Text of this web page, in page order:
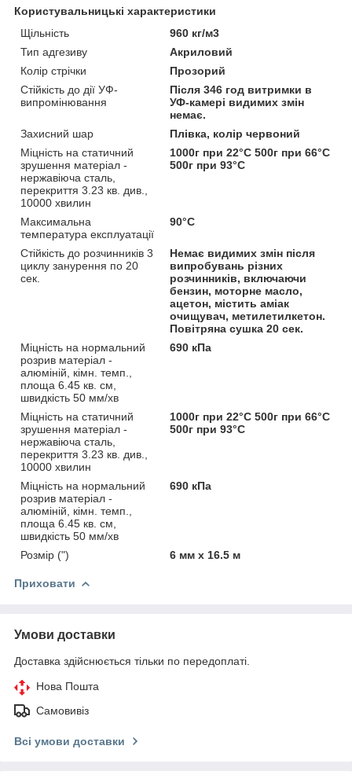
Користувальницькі характеристики
Щільність
960 кг/м3
Тип адгезиву
Акриловий
Колір стрічки
Прозорий
Стійкість до дії УФ-
випромінювання
Після 346 год витримки в
УФ-камері видимих змін
немає.
Захисний шар
Плівка, колір червоний
Міцність на статичний
зрушення матеріал -
нержавіюча сталь,
перекриття 3.23 кв. див.,
10000 хвилин
1000г при 22°C 500г при 66°C
500г при 93°C
Максимальна
температура експлуатації
90°С
Стійкість до розчинників 3
циклу занурення по 20
сек.
Немає видимих змін після
випробувань різних
розчинників, включаючи
бензин, моторне масло,
ацетон, містить аміак
очищувач, метилетилкетон.
Повітряна сушка 20 сек.
Міцність на нормальний
розрив матеріал -
алюміній, кімн. темп.,
площа 6.45 кв. см,
швидкість 50 мм/хв
690 кПа
Міцність на статичний
зрушення матеріал -
нержавіюча сталь,
перекриття 3.23 кв. див.,
10000 хвилин
1000г при 22°C 500г при 66°C
500г при 93°C
Міцність на нормальний
розрив матеріал -
алюміній, кімн. темп.,
площа 6.45 кв. см,
швидкість 50 мм/хв
690 кПа
Розмір (") 6 мм х 16.5 м
Приховати
Умови доставки
Доставка здійснюється тільки по передоплаті.
Нова Пошта
Самовивіз
Всі умови доставки